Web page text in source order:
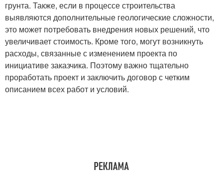
грунта. Также, если в процессе строительства
выявляются дополнительные геологические сложности,
это может потребовать внедрения новых решений, что
увеличивает стоимость. Кроме того, могут возникнуть
расходы, связанные с изменением проекта по
инициативе заказчика. Поэтому важно тщательно
проработать проект и заключить договор с четким
описанием всех работ и условий.